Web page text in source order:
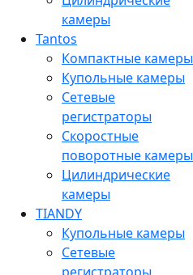
камеры
Tantos
Компактные камеры
Купольные камеры
Сетевые
регистраторы
Скоростные
поворотные камеры
Цилиндрические
камеры
TIANDY
Купольные камеры
Сетевые